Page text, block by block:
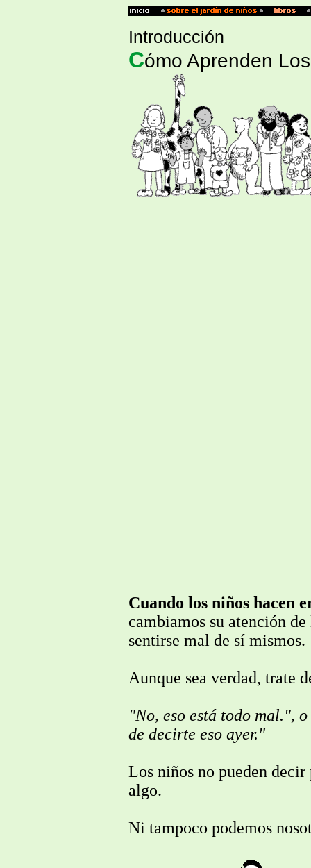
Introducción
Cómo Aprenden
Cuando los niños hacen
cambiamos su atención
sentirse mal de sí mismos.
Aunque sea verdad, trate
"No, eso está todo mal.",
de decirte eso ayer."
Los niños no pueden decir
algo.
Ni tampoco podemos